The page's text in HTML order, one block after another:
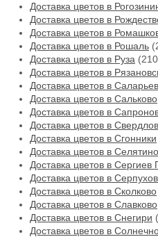
Доставка цветов в
Доставка цветов в
Доставка цветов в
Доставка цветов в Рошаль
Доставка цветов в Руза
Доставка цветов в
Доставка цветов в
Доставка цветов в Сальково
Доставка цветов в
Доставка цветов в
Доставка цветов в Сгонники
Доставка цветов в Селятино
Доставка цветов в Сергиев
Доставка цветов в Серпухов
Доставка цветов в Сколково
Доставка цветов в Славково
Доставка цветов в Снегири
Доставка цветов в